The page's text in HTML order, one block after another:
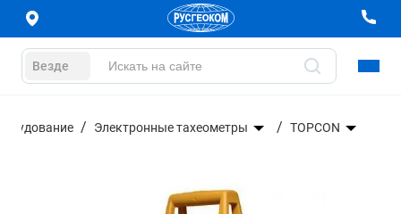
Везде
Электронные тахеометры TOPCON